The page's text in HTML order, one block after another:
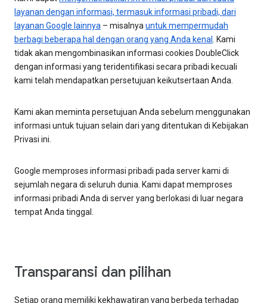
layanan dengan informasi, termasuk informasi pribadi, dari
layanan Google lainnya – misalnyauntuk mempermudah
berbagi beberapa hal dengan orang yang Anda kenal. Kami
tidak akan mengombinasikan informasi cookies DoubleClick
dengan informasi yang teridentifikasi secara pribadi kecuali
kami telah mendapatkan persetujuan keikutsertaan Anda.
Kami akan meminta persetujuan Anda sebelum menggunakan
informasi untuk tujuan selain dari yang ditentukan di Kebijakan
Privasi ini.
Google memproses informasi pribadi pada server kami di
sejumlah negara di seluruh dunia. Kami dapat memproses
informasi pribadi Anda di server yang berlokasi di luar negara
tempat Anda tinggal.
Transparansi dan pilihan
Setiap orang memiliki kekhawatiran yang berbeda terhadap